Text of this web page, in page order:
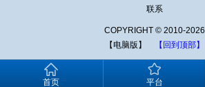
联系
COPYRIGHT © 2010-2026
【电脑版】
【回到顶部】
首页 平台